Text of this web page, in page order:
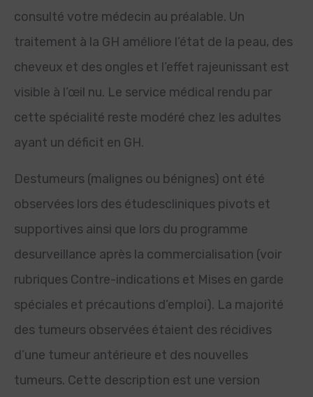
consulté votre médecin au préalable. Un
traitement à la GH améliore l’état de la peau, des
cheveux et des ongles et l’effet rajeunissant est
visible à l’œil nu. Le service médical rendu par
cette spécialité reste modéré chez les adultes
ayant un déficit en GH.
Destumeurs (malignes ou bénignes) ont été
observées lors des étudescliniques pivots et
supportives ainsi que lors du programme
desurveillance après la commercialisation (voir
rubriques Contre-indications et Mises en garde
spéciales et précautions d’emploi). La majorité
des tumeurs observées étaient des récidives
d’une tumeur antérieure et des nouvelles
tumeurs. Cette description est une version